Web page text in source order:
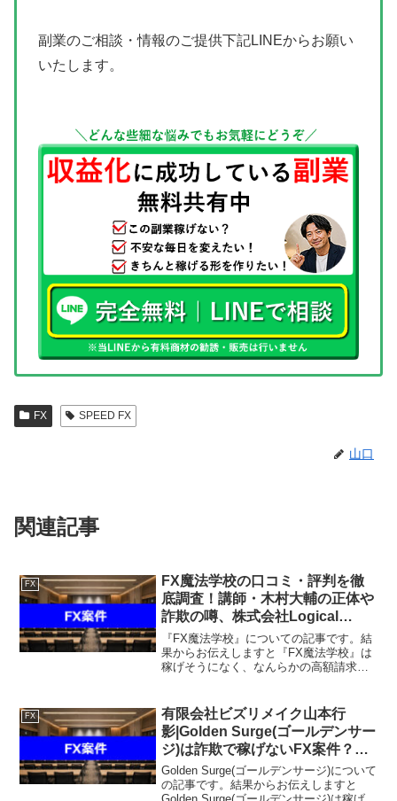
副業のご相談・情報のご提供下記LINEからお願い
いたします。
FX SPEED FX
山口
関連記事
FX
FX魔法学校の口コミ・評判を徹
底調査！講師・木村大輔の正体や
詐欺の噂、株式会社Logical
Forex・クロスリテイリングの実
態を暴露
『FX魔法学校』についての記事です。結
果からお伝えしますと『FX魔法学校』は
稼げそうになく、なんらかの高額請求を
たいという方は、『直接LINEで詳細をお
答えしますので友...
FX
有限会社ビズリメイク山本行
影|Golden Surge(ゴールデンサー
ジ)は詐欺で稼げないFX案件？口
コミや評判を徹底調査しました！
Golden Surge(ゴールデンサージ)について
の記事です。結果からお伝えしますと